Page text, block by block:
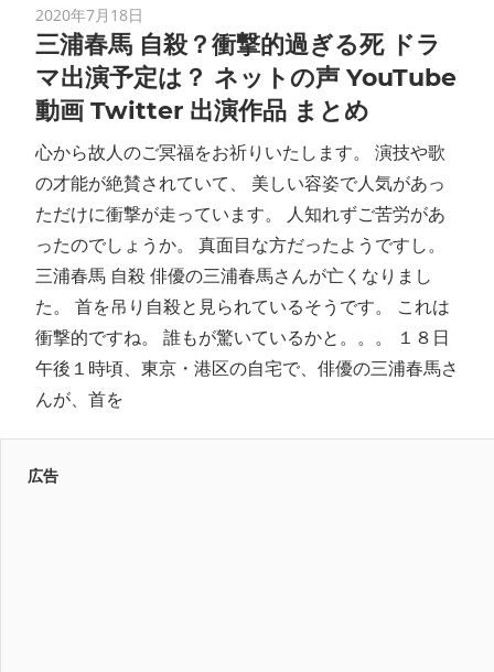
2020年7月18日
三浦春馬 自殺？衝撃的過ぎる死 ドラ
マ出演予定は？ ネットの声 YouTube
動画 Twitter 出演作品 まとめ
心から故人のご冥福をお祈りいたします。 演技や歌
の才能が絶賛されていて、 美しい容姿で人気があっ
ただけに衝撃が走っています。 人知れずご苦労があ
ったのでしょうか。 真面目な方だったようですし。
三浦春馬 自殺 俳優の三浦春馬さんが亡くなりまし
た。 首を吊り自殺と見られているそうです。 これは
衝撃的ですね。 誰もが驚いているかと。。。 １８日
午後１時頃、東京・港区の自宅で、俳優の三浦春馬さ
んが、首を
広告